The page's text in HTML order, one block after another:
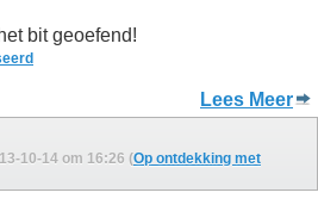
bit geoefend!
Lees Meer
10-14 om 16:26 (Op ontdekking met